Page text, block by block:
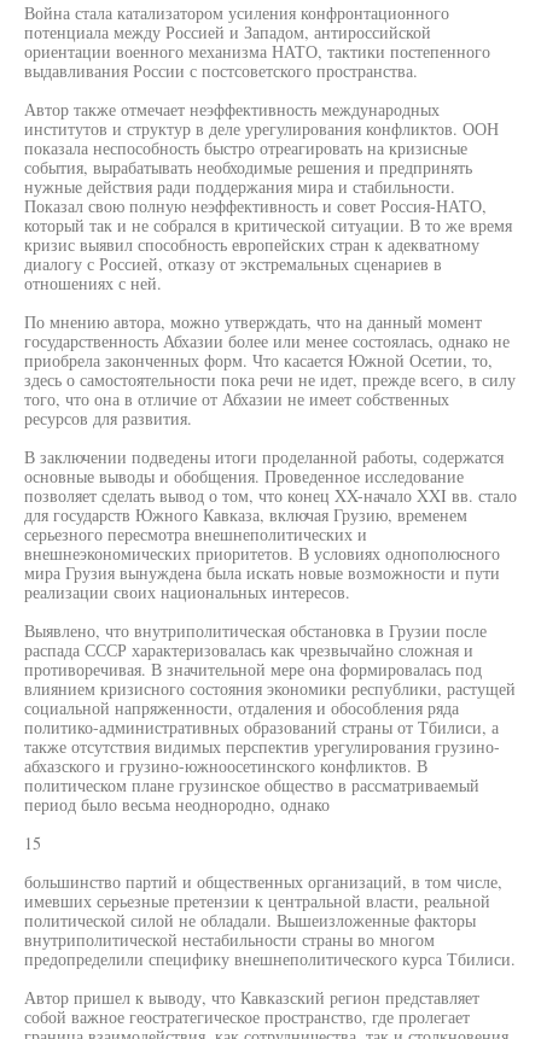
Война стала катализатором усиления конфронтационного
потенциала между Россией и Западом, антироссийской
ориентации военного механизма НАТО, тактики постепенного
выдавливания России с постсоветского пространства.
Автор также отмечает неэффективность международных
институтов и структур в деле урегулирования конфликтов. ООН
показала неспособность быстро отреагировать на кризисные
события, вырабатывать необходимые решения и предпринять
нужные действия ради поддержания мира и стабильности.
Показал свою полную неэффективность и совет Россия-НАТО,
который так и не собрался в критической ситуации. В то же время
кризис выявил способность европейских стран к адекватному
диалогу с Россией, отказу от экстремальных сценариев в
отношениях с ней.
По мнению автора, можно утверждать, что на данный момент
государственность Абхазии более или менее состоялась, однако не
приобрела законченных форм. Что касается Южной Осетии, то,
здесь о самостоятельности пока речи не идет, прежде всего, в силу
того, что она в отличие от Абхазии не имеет собственных
ресурсов для развития.
В заключении подведены итоги проделанной работы, содержатся
основные выводы и обобщения. Проведенное исследование
позволяет сделать вывод о том, что конец XX-начало XXI вв. стало
для государств Южного Кавказа, включая Грузию, временем
серьезного пересмотра внешнеполитических и
внешнеэкономических приоритетов. В условиях однополюсного
мира Грузия вынуждена была искать новые возможности и пути
реализации своих национальных интересов.
Выявлено, что внутриполитическая обстановка в Грузии после
распада СССР характеризовалась как чрезвычайно сложная и
противоречивая. В значительной мере она формировалась под
влиянием кризисного состояния экономики республики, растущей
социальной напряженности, отдаления и обособления ряда
политико-административных образований страны от Тбилиси, а
также отсутствия видимых перспектив урегулирования грузино-
абхазского и грузино-южноосетинского конфликтов. В
политическом плане грузинское общество в рассматриваемый
период было весьма неоднородно, однако
15
большинство партий и общественных организаций, в том числе,
имевших серьезные претензии к центральной власти, реальной
политической силой не обладали. Вышеизложенные факторы
внутриполитической нестабильности страны во многом
предопределили специфику внешнеполитического курса Тбилиси.
Автор пришел к выводу, что Кавказский регион представляет
собой важное геостратегическое пространство, где пролегает